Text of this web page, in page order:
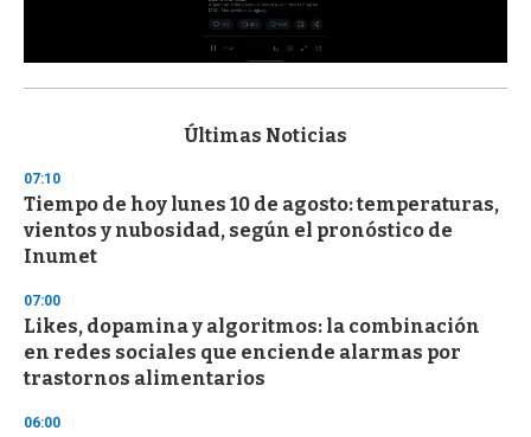
s
d
s
o
f
3
s
e
c
o
n
Últimas Noticias
07:10
Tiempo de hoy lunes 10 de agosto: temperaturas,
vientos y nubosidad, según el pronóstico de
Inumet
07:00
Likes, dopamina y algoritmos: la combinación
en redes sociales que enciende alarmas por
trastornos alimentarios
06:00